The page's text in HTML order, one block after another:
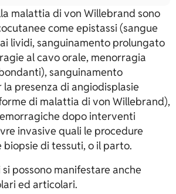
malattia di von Willebrand sono
come epistassi (sangue
lividi, sanguinamento prolungato
al cavo orale, menorragia
sanguinamento
la presenza di angiodisplasie
di malattia di von Willebrand),
dopo interventi
invasive quali le procedure
di tessuti, o il parto.
possono manifestare anche
ed articolari.